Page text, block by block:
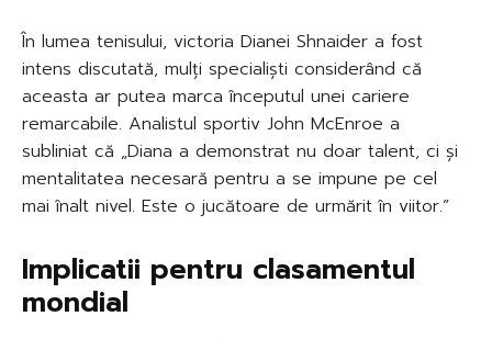
În lumea tenisului, victoria Dianei Shnaider a fost
intens discutată, mulți specialiști considerând că
aceasta ar putea marca începutul unei cariere
remarcabile. Analistul sportiv John McEnroe a
subliniat că „Diana a demonstrat nu doar talent, ci și
mentalitatea necesară pentru a se impune pe cel
mai înalt nivel. Este o jucătoare de urmărit în viitor.”
Implicatii pentru clasamentul
mondial